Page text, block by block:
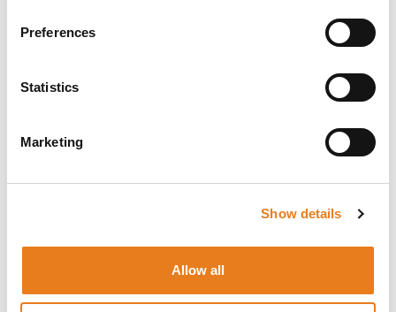
Preferences
Statistics
Marketing
Show details
Allow all
di banda, il tutto con un design compatto. Per
questi motivi si tratta della soluzione ideale per
e altre applicazioni in interni che richiedono una
telecamera di piccole dimensioni e a ottica
Infine, un ampio campo visivo è garantito dalle
due opzioni di obiettivi fissi disponibili da 2,9
Conforme FIPS 140-2
Supporto per tecnologie H.264, H.265 HDSM